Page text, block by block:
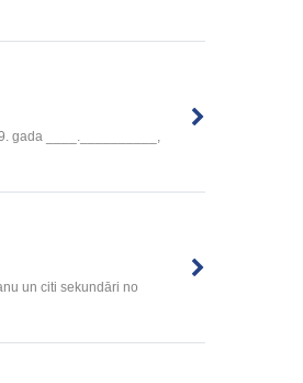
gada ____.__________,
un citi sekundāri no